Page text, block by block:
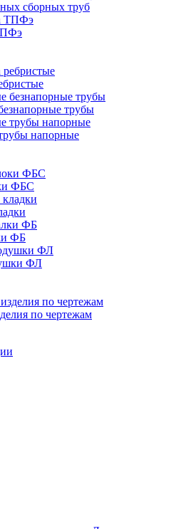
сборных труб
трубы
напорные
ФБС
ФБ
ФЛ
по чертежам